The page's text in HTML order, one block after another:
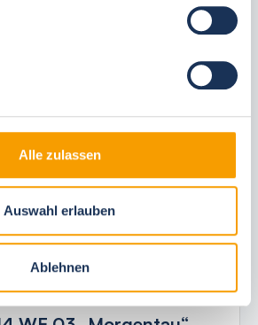
Alle zulassen
Auswahl erlauben
Ablehnen